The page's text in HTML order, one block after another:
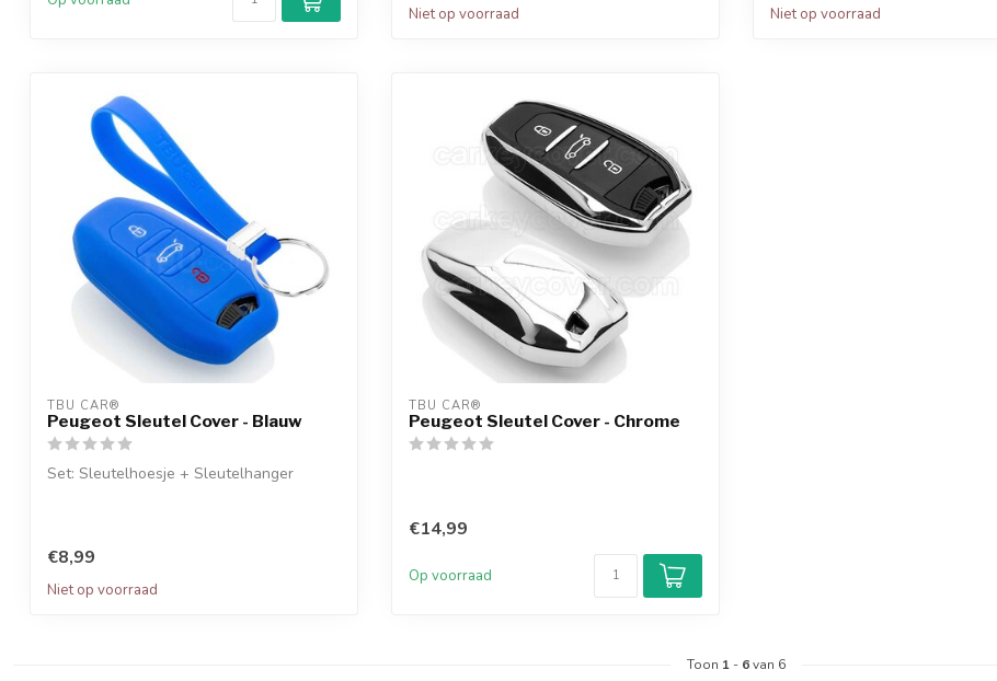
Niet op voorraad Niet op voorraad
TBU CAR®
Peugeot Sleutel Cover - Blauw
Set: Sleutelhoesje + Sleutelhanger
€8,99
Niet op voorraad
TBU CAR®
Peugeot Sleutel Cover - Chrome
€14,99
Op voorraad
Toon 1 - 6van 6